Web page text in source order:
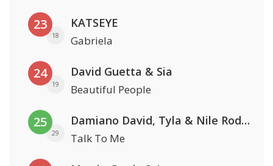
23
18
KATSEYE
Gabriela
24
19
David Guetta & Sia
Beautiful People
25
29
Damiano David, Tyla & Nile Rodgers
Talk To Me